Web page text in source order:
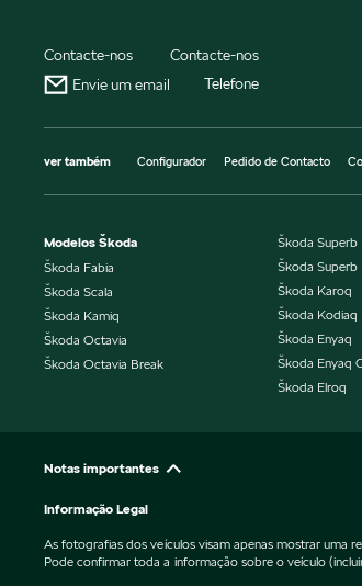
Contacte-nos
Envie um email
Contacte-nos
Telefone
ver também Configurador Pedido de Contacto
Modelos Škoda
Škoda Fabia
Škoda Scala
Škoda Kamiq
Škoda Octavia
Škoda Octavia Break
Škoda Superb
Škoda Superb
Škoda Karoq
Škoda Kodiaq
Škoda Enyaq
Škoda Enyaq
Škoda Elroq
Notas importantes
Informação Legal
As fotografias dos veículos visam apenas mostrar uma
Pode confirmar toda a informação sobre o veículo